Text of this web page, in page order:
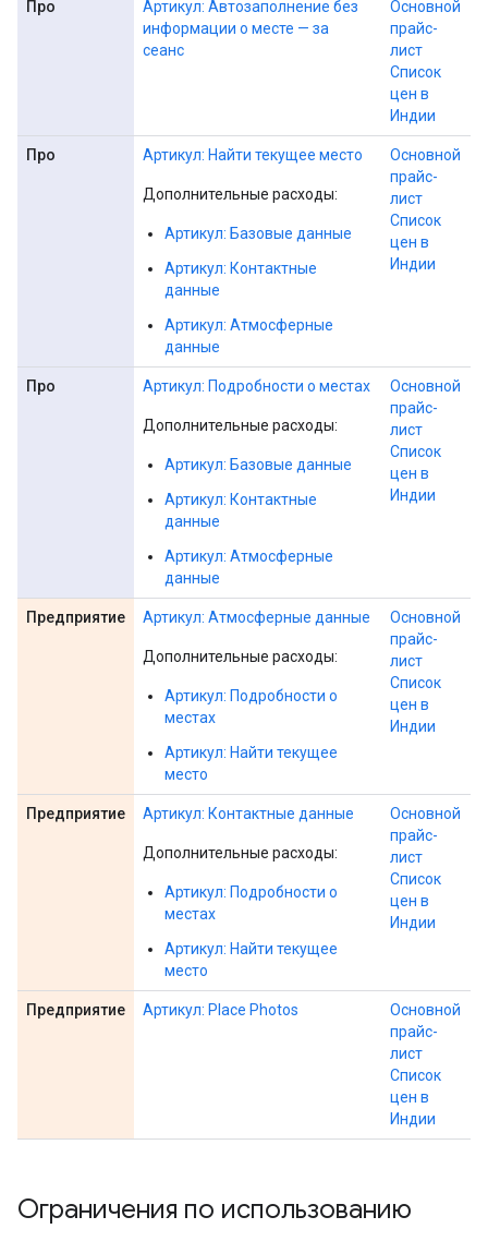
Про
Артикул: Автозаполнение без
информации о месте — за
сеанс
Основной
прайс-
лист
Список
цен в
Индии
Про Артикул: Найти текущее место
Дополнительные расходы:
Артикул: Базовые данные
Артикул: Контактные
данные
Артикул: Атмосферные
данные
Основной
прайс-
лист
Список
цен в
Индии
Про Артикул: Подробности о местах
Дополнительные расходы:
Артикул: Базовые данные
Артикул: Контактные
данные
Артикул: Атмосферные
данные
Основной
прайс-
лист
Список
цен в
Индии
Предприятие Артикул: Атмосферные данные
Дополнительные расходы:
Артикул: Подробности о
местах
Артикул: Найти текущее
место
Основной
прайс-
лист
Список
цен в
Индии
Предприятие Артикул: Контактные данные
Дополнительные расходы:
Артикул: Подробности о
местах
Артикул: Найти текущее
место
Основной
прайс-
лист
Список
цен в
Индии
Предприятие Артикул: Place Photos
Основной
прайс-
лист
Список
цен в
Индии
Ограничения по использованию